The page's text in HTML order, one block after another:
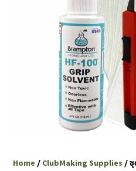
ไม้กอล์ฟมือ
Home / ClubMaking Supplies /